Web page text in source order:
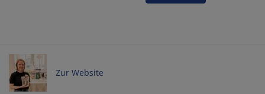
Zur Website